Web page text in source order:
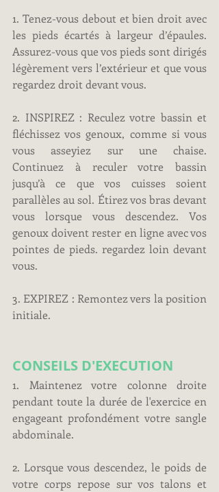
1. Tenez-vous debout et bien droit avec
les pieds écartés à largeur d’épaules.
Assurez-vous que vos pieds sont dirigés
légèrement vers l’extérieur et que vous
regardez droit devant vous.
2. INSPIREZ : Reculez votre bassin et
fléchissez vos genoux, comme si vous
vous asseyiez sur une chaise.
Continuez à reculer votre bassin
jusqu’à ce que vos cuisses soient
parallèles au sol. Étirez vos bras devant
vous lorsque vous descendez. Vos
genoux doivent rester en ligne avec vos
pointes de pieds. regardez loin devant
vous.
3. EXPIREZ : Remontez vers la position
initiale.
CONSEILS D'EXECUTION
1. Maintenez votre colonne droite
pendant toute la durée de l'exercice en
engageant profondément votre sangle
abdominale.
2. Lorsque vous descendez, le poids de
votre corps repose sur vos talons et